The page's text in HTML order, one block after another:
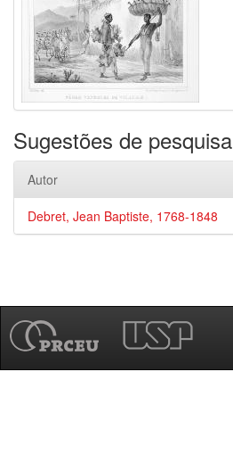
Sugestões de pesquisa
Autor
Debret, Jean Baptiste, 1768-1848